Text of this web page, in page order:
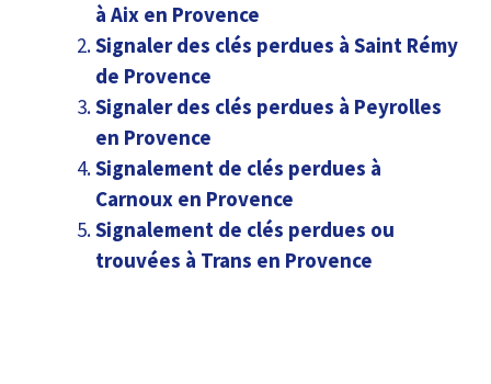
à Aix en Provence
Signaler des clés perdues à Saint Rémy
de Provence
Signaler des clés perdues à Peyrolles
en Provence
Signalement de clés perdues à
Carnoux en Provence
Signalement de clés perdues ou
trouvées à Trans en Provence